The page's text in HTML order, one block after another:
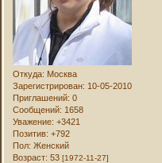
Откуда: Москва
Зарегистрирован: 10-05-2010
Приглашений: 0
Сообщений: 1658
Уважение: +3421
Позитив: +792
Пол: Женский
Возраст: 53[1972-11-27]